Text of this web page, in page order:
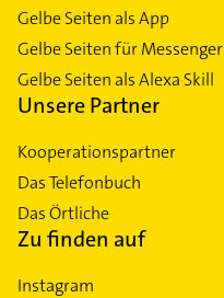
Gelbe Seiten als App
Gelbe Seiten für Messenger
Gelbe Seiten als Alexa Skill
Unsere Partner
Kooperationspartner
Das Telefonbuch
Das Örtliche
Zu finden auf
Instagram